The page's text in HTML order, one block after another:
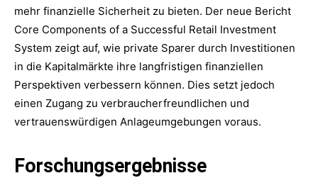
mehr finanzielle Sicherheit zu bieten. Der neue Bericht
Core Components of a Successful Retail Investment
System zeigt auf, wie private Sparer durch Investitionen
in die Kapitalmärkte ihre langfristigen finanziellen
Perspektiven verbessern können. Dies setzt jedoch
einen Zugang zu verbraucherfreundlichen und
vertrauenswürdigen Anlageumgebungen voraus.
Forschungsergebnisse